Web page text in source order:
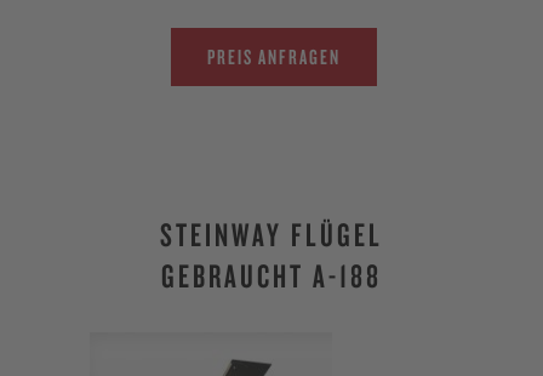
PREIS ANFRAGEN
STEINWAY FLÜGEL
GEBRAUCHT A-188